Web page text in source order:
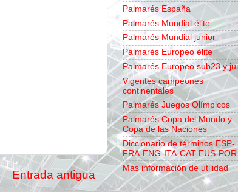
Entrada antigua
Palmarés España
Palmarés Mundial élite
Palmarés Mundial junior
Palmarés Europeo élite
Palmarés Europeo sub23 y
Vigentes campeones
continentales
Palmarés Juegos Olímpicos
Palmarés Copa del Mundo y
Copa de las Naciones
Diccionario de términos ESP-
FRA-ENG-ITA-CAT-EUS-POR
Más información de utilidad